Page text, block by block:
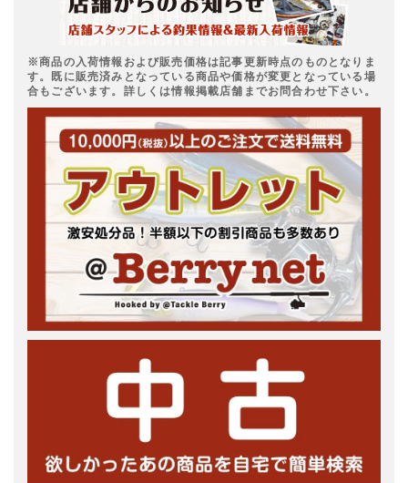
※商品の入荷情報および販売価格は記事更新時点のものとなりま
す。既に販売済みとなっている商品や価格が変更となっている場
合もございます。詳しくは情報掲載店舗までお問合わせ下さい。